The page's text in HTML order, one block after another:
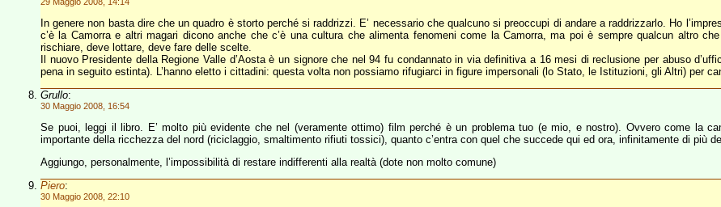
In genere non basta dire che un quadro è storto perché si raddrizzi. E’ necessario che qualcuno si preoccupi di andare a raddrizzarlo. Ho
c’è la Camorra e altri magari dicono anche che c’è una cultura che alimenta fenomeni come la Camorra, ma poi è sempre qualcun altro
rischiare, deve lottare, deve fare delle scelte.
Il nuovo Presidente della Regione Valle d’Aosta è un signore che nel 94 fu condannato in via definitiva a 16 mesi di reclusione per abuso
pena in seguito estinta). L’hanno eletto i cittadini: questa volta non possiamo rifugiarci in figure impersonali (lo Stato, le Istituzioni, gli Altri) per
Grullo:
30 Maggio 2008, 16:54
Se puoi, leggi il libro. E’ molto più evidente che nel (veramente ottimo) film perché è un problema tuo (e mio, e nostro). Ovvero come la
importante della ricchezza del nord (riciclaggio, smaltimento rifiuti tossici), quanto c’entra con quel che succede qui ed ora, infinitamente di più
Aggiungo, personalmente, l’impossibilità di restare indifferenti alla realtà (dote non molto comune)
Piero:
30 Maggio 2008, 22:10